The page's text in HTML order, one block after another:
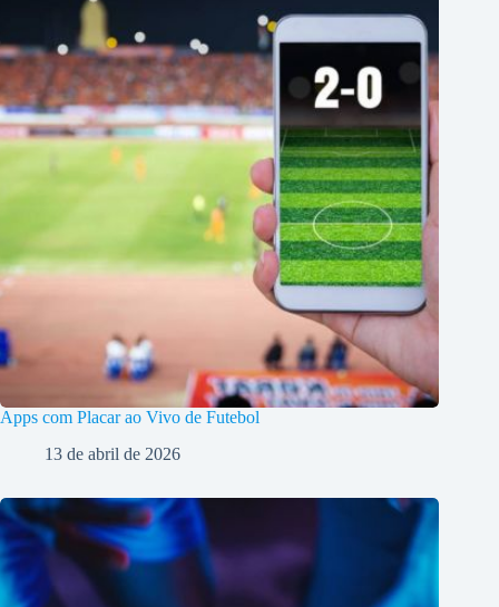
Apps com Placar ao Vivo de Futebol
13 de abril de 2026